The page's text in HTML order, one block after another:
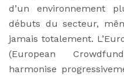
d’un environnement
débuts du secteur,
jamais totalement.
(European
harmonise